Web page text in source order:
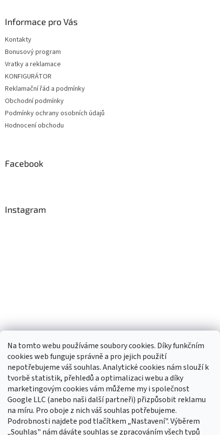
Na tomto webu používáme soubory cookies. Díky funkčním
cookies web funguje správně a pro jejich použití
nepotřebujeme váš souhlas. Analytické cookies nám slouží k
tvorbě statistik, přehledů a optimalizaci webu a díky
marketingovým cookies vám můžeme my i společnost
Google LLC (anebo naši další partneři) přizpůsobit reklamu
na míru. Pro oboje z nich váš souhlas potřebujeme.
Podrobnosti najdete pod tlačítkem „Nastavení". Výběrem
„Souhlas" nám dáváte souhlas se zpracováním všech typů
Informace pro Vás
Kontakty
Bonusový program
Vratky a reklamace
KONFIGURÁTOR
Reklamační řád a podmínky
Obchodní podmínky
Podmínky ochrany osobních údajů
Hodnocení obchodu
Facebook
Instagram
Sledovat na Instagramu
Odebírat newsletter
Vložte svůj e-mail a my vám budeme zasílat informace o nových